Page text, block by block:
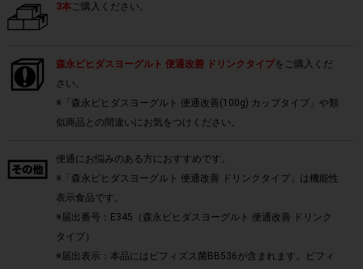
3本ご購入ください。
森永ビヒダスヨーグルト 便通改善 ドリンクタイプをご購入くだ
さい。
※「森永ビヒダスヨーグルト 便通改善(100g) カップタイプ」や類
似商品との間違いにお気をつけください。
便通にお悩みのある方におすすめです。
※「森永ビヒダスヨーグルト 便通改善 ドリンクタイプ」は機能性
表示食品です。
※届出番号：E345（森永ビヒダスヨーグルト 便通改善 ドリンク
タイプ）
※届出表示：本品にはビフィズス菌BB536が含まれます。ビフィ